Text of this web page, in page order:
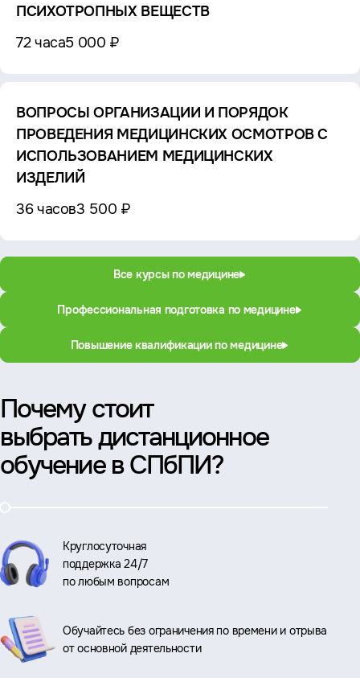
ПСИХОТРОПНЫХ ВЕЩЕСТВ
72 часа5 000 ₽
ВОПРОСЫ ОРГАНИЗАЦИИ И ПОРЯДОК
ПРОВЕДЕНИЯ МЕДИЦИНСКИХ ОСМОТРОВ С
ИСПОЛЬЗОВАНИЕМ МЕДИЦИНСКИХ
ИЗДЕЛИЙ
36 часов3 500 ₽
Все курсы по медицине
Профессиональная подготовка по медицине
Повышение квалификации по медицине
Почему стоит
выбрать дистанционное
обучение в СПбПИ?
Круглосуточная
поддержка 24/7
по любым вопросам
Обучайтесь без ограничения по времени и отрыва
от основной деятельности